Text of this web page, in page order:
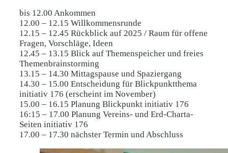
bis 12.00 Ankommen
12.00 – 12.15 Willkommensrunde
12.15 – 12.45 Rückblick auf 2025 / Raum für offene
Fragen, Vorschläge, Ideen
12.45 – 13.15 Blick auf Themenspeicher und freies
Themenbrainstorming
13.15 – 14.30 Mittagspause und Spaziergang
14.30 – 15.00 Entscheidung für Blickpunktthema
initiativ 176 (erscheint im November)
15.00 – 16.15 Planung Blickpunkt initiativ 176
16:15 – 17.00 Planung Vereins- und Erd-Charta-
Seiten initiativ 176
17.00 – 17.30 nächster Termin und Abschluss